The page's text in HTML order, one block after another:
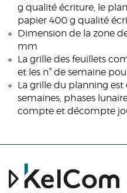
g qualité écriture, le
papier 400 g qualité
Dimension de la zone
mm
La grille des feuillets
et les n° de semaine
La grille du planning
semaines, phases
compte et décompte